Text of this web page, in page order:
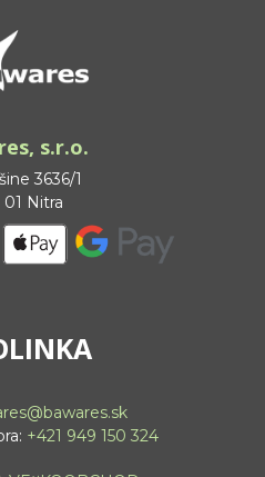
s.r.o.
3636/1
Nitra
+421 949 150 324